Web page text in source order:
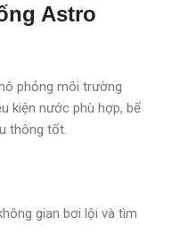
Astro
phỏng môi trường
kiện nước phù hợp, bể
thông tốt.
gian bơi lội và tìm